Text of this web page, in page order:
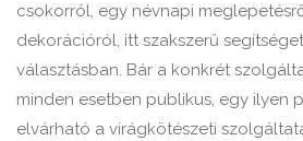
csokorról, egy névnapi
dekorációról, itt szakszerű
választásban. Bár a konkrét
minden esetben publikus, egy ilyen
elvárható a virágkötészeti